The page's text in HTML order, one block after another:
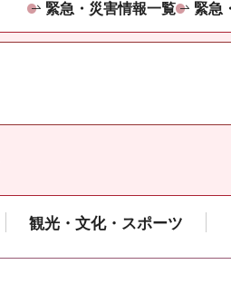
緊急・災害情報一覧 緊急
観光・文化・スポーツ